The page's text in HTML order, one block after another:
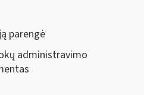
parengė
administravimo